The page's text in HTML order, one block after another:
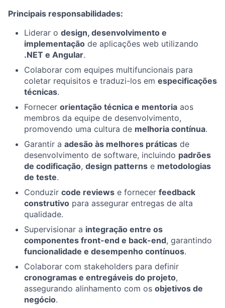
Principais responsabilidades:
Liderar o design, desenvolvimento e
implementação de aplicações web utilizando
.NET e Angular.
Colaborar com equipes multifuncionais para
coletar requisitos e traduzi-los em especificações
técnicas.
Fornecer orientação técnica e mentoria aos
membros da equipe de desenvolvimento,
promovendo uma cultura de melhoria contínua.
Garantir a adesão às melhores práticas de
desenvolvimento de software, incluindo padrões
de codificação, design patterns e metodologias
de teste.
Conduzir code reviews e fornecer feedback
construtivo para assegurar entregas de alta
qualidade.
Supervisionar a integração entre os
componentes front-end e back-end, garantindo
funcionalidade e desempenho contínuos.
Colaborar com stakeholders para definir
cronogramas e entregáveis do projeto,
assegurando alinhamento com os objetivos de
negócio.